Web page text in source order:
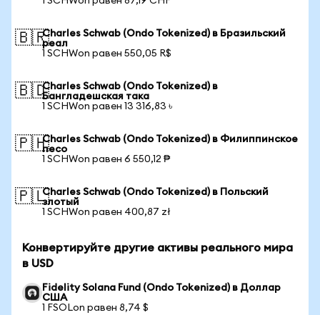
🇧🇷Charles Schwab (Ondo Tokenized) в Бразильский
реал
1 SCHWon равен 550,05 R$
🇧🇩Charles Schwab (Ondo Tokenized) в
Бангладешская така
1 SCHWon равен 13 316,83 ৳
🇵🇭Charles Schwab (Ondo Tokenized) в Филиппинское
песо
1 SCHWon равен 6 550,12 ₱
🇵🇱Charles Schwab (Ondo Tokenized) в Польский
злотый
1 SCHWon равен 400,87 zł
Конвертируйте другие активы реального мира
в USD
Fidelity Solana Fund (Ondo Tokenized) в Доллар
США
1 FSOLon равен 8,74 $